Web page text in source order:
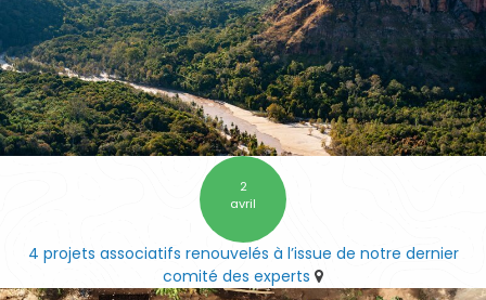
2
avril
4 projets associatifs renouvelés à l’issue de notre dernier
comité des experts